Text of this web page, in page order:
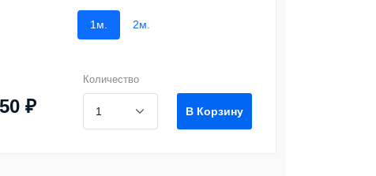
1м. 2м.
₽
Количество
В Корзину